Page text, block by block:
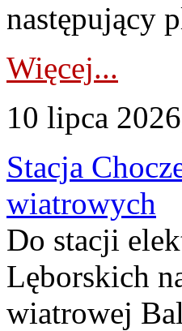
następujący
Więcej...
10 lipca
Stacja
wiatrowych
Do stacji
Lęborskich
wiatrowej